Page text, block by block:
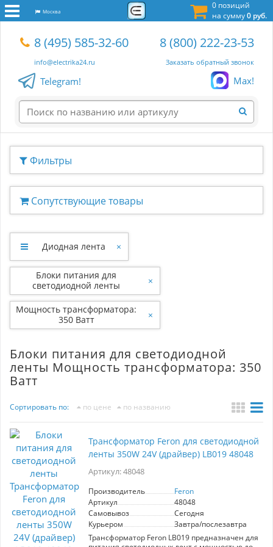
0 позиций
на сумму0 руб.
Москва
8 (495) 585-32-60
info@electrika24.ru
8 (800) 222-23-53
Заказать обратный звонок
Telegram! Max!
Фильтры
Сопутствующие товары
Диодная лента ×
Блоки питания для
светодиодной ленты
×
Мощность трансформатора:
350 Ватт
×
Блоки питания для светодиодной
ленты Мощность трансформатора: 350
Ватт
Сортировать по: по цене по названию
Трансформатор Feron для светодиодной
ленты 350W 24V (драйвер) LB019 48048
Артикул: 48048
Производитель
Feron
Артикул
48048
Самовывоз
Сегодня
Курьером
Завтра/послезавтра
Трансформатор Feron LB019 предназначен для